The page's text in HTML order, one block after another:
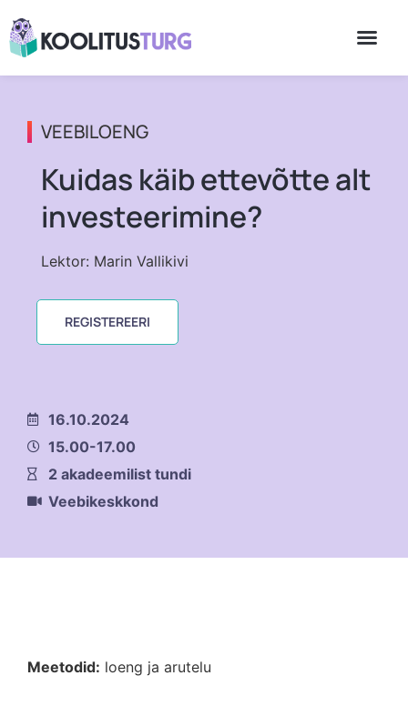
VEEBILOENG
Kuidas käib ettevõtte alt
investeerimine?
Lektor: Marin Vallikivi
REGISTEREERI
16.10.2024
15.00-17.00
2 akadeemilist tundi
Veebikeskkond
Meetodid: loeng ja arutelu